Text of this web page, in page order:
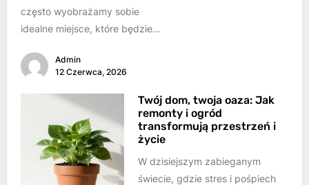
często wyobrażamy sobie
idealne miejsce, które będzie
przestrzenią do realizacji
marzeń. W...
Admin
12 Czerwca, 2026
Twój dom, twoja oaza: Jak
remonty i ogród
transformują przestrzeń i
życie
W dzisiejszym zabieganym
świecie, gdzie stres i pośpiech